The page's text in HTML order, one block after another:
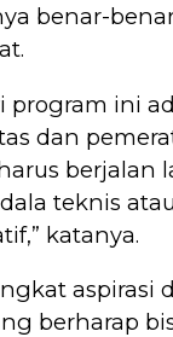
benar-
program ini
dan
berjalan
teknis atau
katanya.
aspirasi
berharap